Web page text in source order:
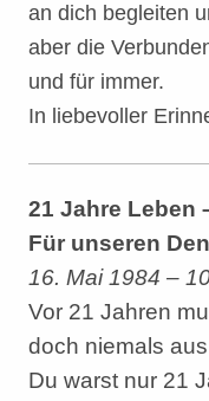
an dich begleiten
aber die
und für immer.
In liebevoller
21 Jahre Leben
Für unseren
16. Mai 1984 –
Vor 21 Jahren
doch niemals
Du warst nur 21